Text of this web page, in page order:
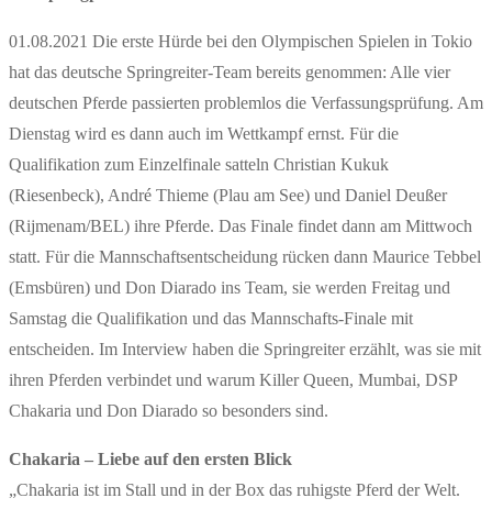
01.08.2021 Die erste Hürde bei den Olympischen Spielen in Tokio
hat das deutsche Springreiter-Team bereits genommen: Alle vier
deutschen Pferde passierten problemlos die Verfassungsprüfung. Am
Dienstag wird es dann auch im Wettkampf ernst. Für die
Qualifikation zum Einzelfinale satteln Christian Kukuk
(Riesenbeck), André Thieme (Plau am See) und Daniel Deußer
(Rijmenam/BEL) ihre Pferde. Das Finale findet dann am Mittwoch
statt. Für die Mannschaftsentscheidung rücken dann Maurice Tebbel
(Emsbüren) und Don Diarado ins Team, sie werden Freitag und
Samstag die Qualifikation und das Mannschafts-Finale mit
entscheiden. Im Interview haben die Springreiter erzählt, was sie mit
ihren Pferden verbindet und warum Killer Queen, Mumbai, DSP
Chakaria und Don Diarado so besonders sind.
Chakaria – Liebe auf den ersten Blick
„Chakaria ist im Stall und in der Box das ruhigste Pferd der Welt.